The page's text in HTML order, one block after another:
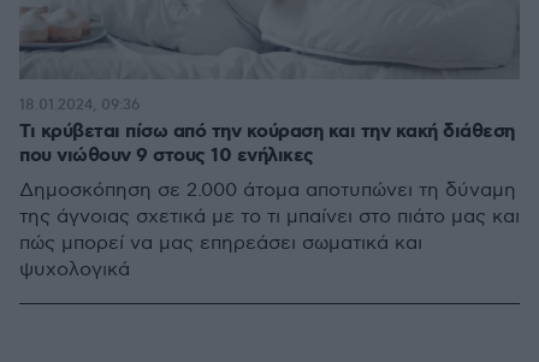
Τι κρύβεται πίσω από την κούραση και την κακή διάθεση
που νιώθουν 9 στους 10 ενήλικες
Δημοσκόπηση σε 2.000 άτομα αποτυπώνει τη δύναμη
της άγνοιας σχετικά με το τι μπαίνει στο πιάτο μας και
πώς μπορεί να μας επηρεάσει σωματικά και
ψυχολογικά
18.01.2024, 09:36